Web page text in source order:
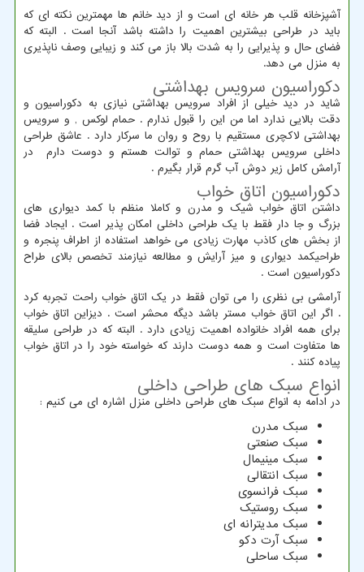
آشپزخانه قلب هر خانه ای است و از دید خانم ها مهمترین نکته ای که
باید در طراحی بیشترین اهمیت را داشته باشد آنجا است . البته که
فضای حال و پذیرایی را به شدت بالا باز می کند و زیبایی وصف ناپذیری
به منزل می دهد.
دکوراسیون سرویس بهداشتی
شاید در دید خیلی از افراد سرویس بهداشتی نیازی به دکوراسیون و
دقت بالایی ندارد اما من این را قبول ندارم . حمام لوکس , و سرویس
بهداشتی لاکچری مستقیم با روح و روان ما سرکار دارد . عاشق طراحی
داخلی سرویس بهداشتی حمام و توالت هستم و دوست دارم در
آرامش کامل زیر دوش آب گرم قرار بگیرم .
دکوراسیون اتاق خواب
داشتن اتاق خواب شیک و مدرن و کاملا منظم با کمد دیواری های
بزرگ و جا دار فقط با یک طراحی داخلی امکان پذیر است . ایجاد فضا
از بخش های کاذب مهارت زیادی می خواهد استفاده از اطراف پنجره و
طراحیکمد دیواری و میز آرایش و مطالعه نیازمند تخصص بالای طراح
دکوراسیون است .
آرامشی بی نظری را می توان فقط در یک اتاق خواب راحت تجربه کرد
. اگر این اتاق خواب مستر باشد دیگه محشر است . دیزاین اتاق خواب
برای همه افراد خانواده اهمیت زیادی دارد . البته که در طراحی سلیقه
ها متفاوت است و همه دوست دارند که خواسته خود را در اتاق خواب
پیاده کنند .
انواع سبک های طراحی داخلی
در ادامه به انواع سبک های طراحی داخلی منزل اشاره ای می کنیم :
سبک مدرن
سبک صنعتی
سبک مینیمال
سبک انتقالی
سبک فرانسوی
سبک روستیک
سبک مدیترانه ای
سبک آرت دکو
سبک ساحلی